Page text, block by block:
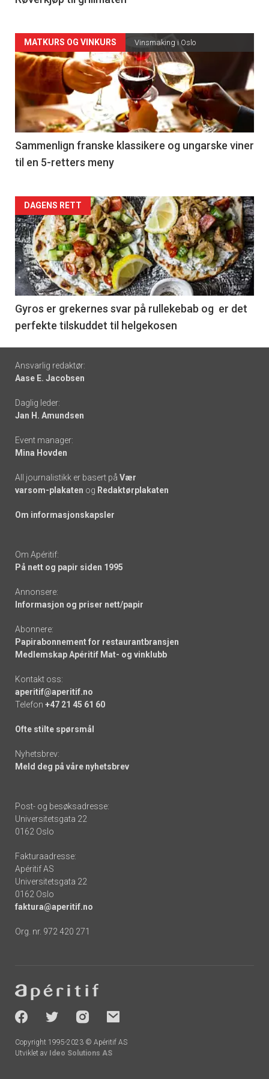
Forsiden
akkurat
nå
-
5
MATKURS OG VINKURS Vinsmaking i Oslo
Sammenlign franske klassikere og ungarske viner
til en 5-retters meny
Forsiden
akkurat
nå
-
6
DAGENS RETT
Gyros er grekernes svar på rullekebab og er det
perfekte tilskuddet til helgekosen
Footer
-
links
Ansvarlig redaktør:
Aase E. Jacobsen
Daglig leder:
Jan H. Amundsen
Event manager:
Mina Hovden
All journalistikk er basert på Vær
varsom-plakaten og Redaktørplakaten
Om informasjonskapsler
Om Apéritif:
På nett og papir siden 1995
Annonsere:
Informasjon og priser nett/papir
Abonnere:
Papirabonnement for restaurantbransjen
Medlemskap Apéritif Mat- og vinklubb
Kontakt oss:
aperitif@aperitif.no
Telefon +47 21 45 61 60
Ofte stilte spørsmål
Nyhetsbrev:
Meld deg på våre nyhetsbrev
Post- og besøksadresse:
Universitetsgata 22
0162 Oslo
Fakturaadresse:
Apéritif AS
Universitetsgata 22
0162 Oslo
faktura@aperitif.no
Org. nr. 972 420 271
-
socials
Copyright 1995-2023 © Apéritif AS
Utviklet av Ideo Solutions AS